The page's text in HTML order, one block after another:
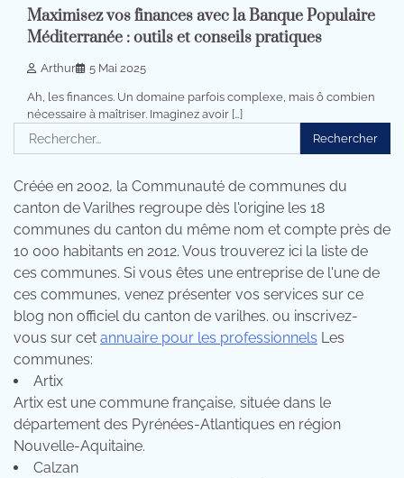
Maximisez vos finances avec la Banque Populaire
Méditerranée : outils et conseils pratiques
Arthur 5 Mai 2025
Ah, les finances. Un domaine parfois complexe, mais ô combien
nécessaire à maîtriser. Imaginez avoir […]
Rechercher :
Créée en 2002, la Communauté de communes du
canton de Varilhes regroupe dès l'origine les 18
communes du canton du même nom et compte près de
10 000 habitants en 2012. Vous trouverez ici la liste de
ces communes. Si vous êtes une entreprise de l'une de
ces communes, venez présenter vos services sur ce
blog non officiel du canton de varilhes. ou inscrivez-
vous sur cet annuaire pour les professionnels Les
communes:
Artix
Artix est une commune française, située dans le
département des Pyrénées-Atlantiques en région
Nouvelle-Aquitaine.
Calzan